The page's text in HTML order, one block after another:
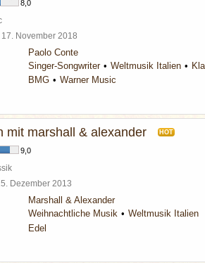
8,0
17. November 2018
Paolo Conte
Singer-Songwriter Weltmusik Italien
BMG Warner Music
mit marshall & alexander HOT
9,0
Dezember 2013
Marshall & Alexander
Weihnachtliche Musik
Weltmusik Italien
Edel